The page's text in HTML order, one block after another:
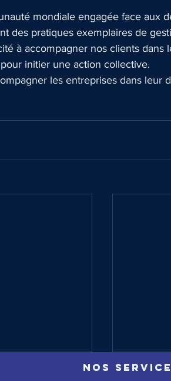
mondiale engagée face aux
des pratiques exemplaires de
à accompagner nos clients dans
initier une action collective.
les entreprises dans leur
NOS